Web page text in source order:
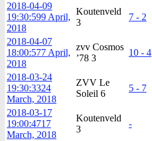
2018-04-09
19:30:599 April,
2018
Koutenveld
3
7 - 2
2018-04-07
18:00:577 April,
2018
zvv Cosmos
’78 3
10 - 4
2018-03-24
19:30:3324
March, 2018
ZVV Le
Soleil 6
5 - 7
2018-03-17
19:00:4717
March, 2018
Koutenveld
3
-